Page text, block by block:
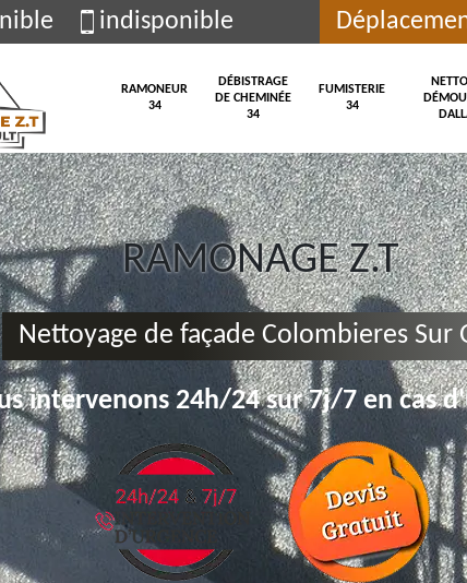
indisponible
RAMONEUR
34
DÉBISTRAGE
DE CHEMINÉE
34
FUMISTERIE
34
RAMONAGE Z.T
Nettoyage de façade Colombieres Sur
intervenons 24h/24 sur 7j/7 en cas